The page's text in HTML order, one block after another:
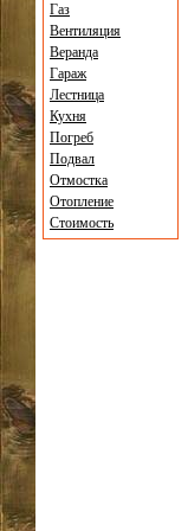
Газ
Вентиляция
Веранда
Гараж
Лестница
Кухня
Погреб
Подвал
Отмостка
Отопление
Стоимость